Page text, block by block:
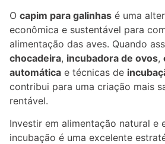
O capim para galinhas é uma
econômica e sustentável para
alimentação das aves. Quando
chocadeira, incubadora de ovos,
automática e técnicas de
contribui para uma criação mais
rentável.
Investir em alimentação natural e
incubação é uma excelente